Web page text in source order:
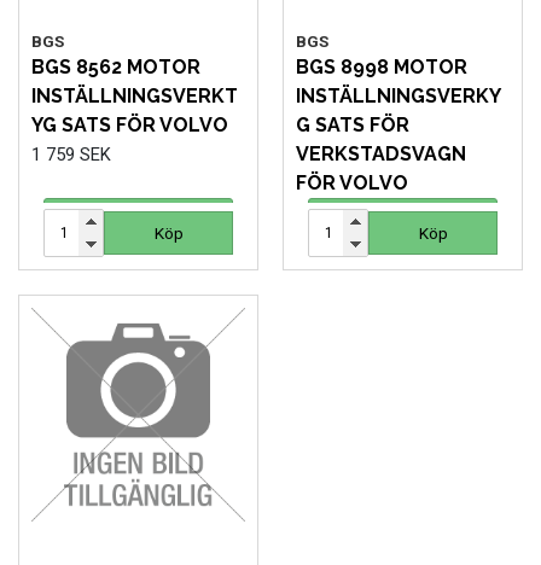
SKYDDSUTRUSTNING
SLANGVINDOR
STEGAR, STÖD OCH PLATTFORMAR
TUNGA FORDON UNIVERSAL
VERKSTADSUTRUSTNING
VERKTYG FÖR ELBILAR
BGS
BGS 8562 MOTOR
INSTÄLLNINGSVERKT
YG SATS FÖR VOLVO
1 759 SEK
Köp
BGS
BGS 8998 MOTOR
INSTÄLLNINGSVERKY
G SATS FÖR
VERKSTADSVAGN
FÖR VOLVO
7 031 SEK
Köp